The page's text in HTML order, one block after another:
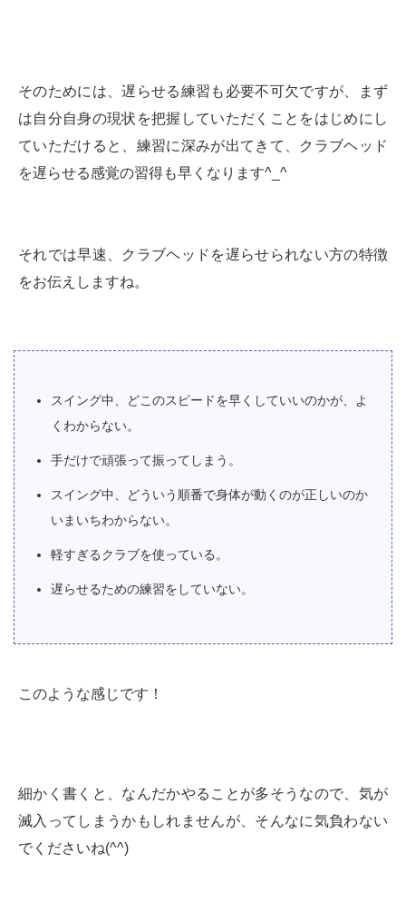
そのためには、遅らせる練習も必要不可欠ですが、まず
は自分自身の現状を把握していただくことをはじめにし
ていただけると、練習に深みが出てきて、クラブヘッド
を遅らせる感覚の習得も早くなります^_^
それでは早速、クラブヘッドを遅らせられない方の特徴
をお伝えしますね。
スイング中、どこのスピードを早くしていいのかが、よ
くわからない。
手だけで頑張って振ってしまう。
スイング中、どういう順番で身体が動くのが正しいのか
いまいちわからない。
軽すぎるクラブを使っている。
遅らせるための練習をしていない。
このような感じです！
細かく書くと、なんだかやることが多そうなので、気が
滅入ってしまうかもしれませんが、そんなに気負わない
でくださいね(^^)